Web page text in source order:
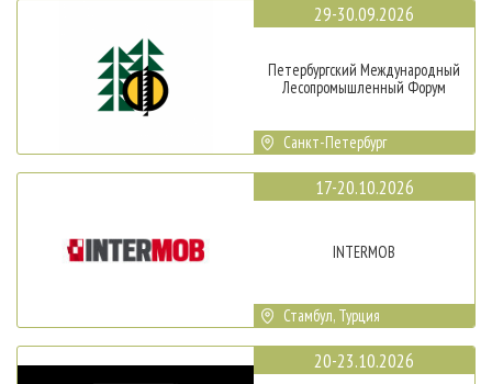
29-30.09.2026
Петербургский Международный
Лесопромышленный Форум
Санкт-Петербург
17-20.10.2026
INTERMOB
Стамбул, Турция
20-23.10.2026